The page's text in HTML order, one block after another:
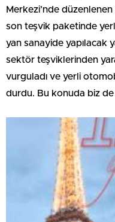
Merkezi’nde
son teşvik paketinde
yan sanayide yapılacak
sektör teşviklerinden
vurguladı ve yerli
durdu. Bu konuda biz de